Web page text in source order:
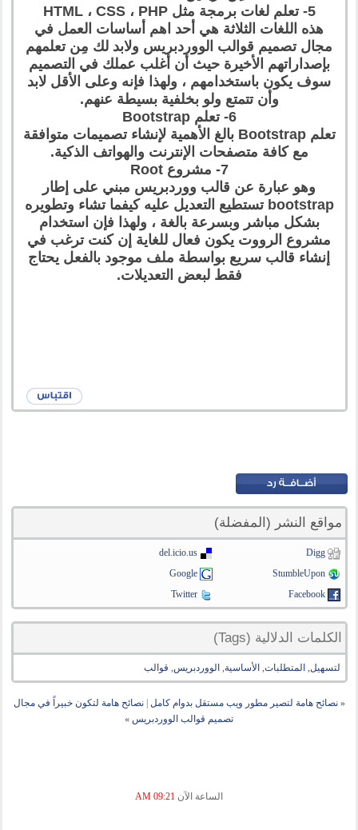
5- تعلم لغات برمجة مثل HTML ، CSS ، PHP
هذه اللغات الثلاثة هي أحد اهم أساسات العمل في
مجال تصميم قوالب الووردبريس ولابد لك مِن تعلمهم
بإصداراتهم الأخيرة حيث أن أغلب عملك في التصميم
سوف يكون باستخدامهم ، ولهذا فإنه وعلى الأقل لابد
وأن تتمتع ولو بخلفية بسيطة عنهم.
6- تعلم Bootstrap
تعلم Bootstrap بالغ الأهمية لإنشاء تصميمات متوافقة
مع كافة متصفحات الإنترنت والهواتف الذكية.
7- مشروع Root
وهو عبارة عن قالب ووردبريس مبني على إطار
bootstrap تستطيع التعديل عليه كيفما تشاء وتطويره
بشكل مباشر وبسرعة بالغة ، ولهذا فإن استخدام
مشروع الرووت يكون فعال للغاية إن كنت ترغب في
إنشاء قالب سريع بواسطة ملف موجود بالفعل يحتاج
فقط لبعض التعديلات.
مواقع النشر (المفضلة)
Digg
del.icio.us
StumbleUpon
Google
Facebook
Twitter
الكلمات الدلالية (Tags)
لتسهيل, المتطلبات, الأساسية, الووردبريس, قوالب
« نصائح هامة لتصير مطور ويب مستقل بدوام كامل |نصائح هامة لتكون خبيراً في مجال
تصميم قوالب الووردبريس »
الساعة الآن 09:21 AM